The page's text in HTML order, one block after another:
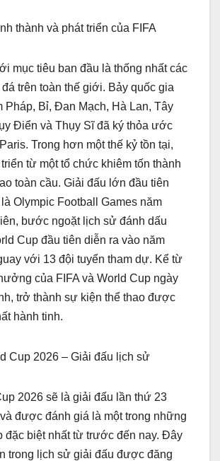
thành và phát triển của FIFA
mục tiêu ban đầu là thống nhất các
trên toàn thế giới. Bảy quốc gia
Pháp, Bỉ, Đan Mạch, Hà Lan, Tây
Điển và Thụy Sĩ đã ký thỏa ước
Trong hơn một thế kỷ tồn tại,
triển từ một tổ chức khiêm tốn thành
toàn cầu. Giải đấu lớn đầu tiên
Olympic Football Games năm
bước ngoặt lịch sử đánh dấu
Cup đầu tiên diễn ra vào năm
với 13 đội tuyển tham dự. Kể từ
của FIFA và World Cup ngày
trở thành sự kiện thể thao được
hành tinh.
Cup 2026 – Giải đấu lịch sử
2026 sẽ là giải đấu lần thứ 23
được đánh giá là một trong những
đặc biệt nhất từ trước đến nay. Đây
trong lịch sử giải đấu được đăng